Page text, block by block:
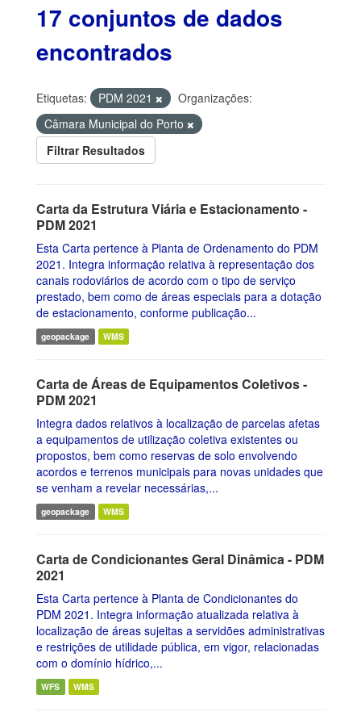
17 conjuntos de dados
encontrados
Etiquetas: PDM 2021
Organizações:
Câmara Municipal do Porto
Filtrar Resultados
Carta da Estrutura Viária e Estacionamento -
PDM 2021
Esta Carta pertence à Planta de Ordenamento do PDM
2021. Integra informação relativa à representação dos
canais rodoviários de acordo com o tipo de serviço
prestado, bem como de áreas especiais para a dotação
de estacionamento, conforme publicação...
geopackage WMS
Carta de Áreas de Equipamentos Coletivos -
PDM 2021
Integra dados relativos à localização de parcelas afetas
a equipamentos de utilização coletiva existentes ou
propostos, bem como reservas de solo envolvendo
acordos e terrenos municipais para novas unidades que
se venham a revelar necessárias,...
geopackage WMS
Carta de Condicionantes Geral Dinâmica - PDM
2021
Esta Carta pertence à Planta de Condicionantes do
PDM 2021. Integra informação atualizada relativa à
localização de áreas sujeitas a servidões administrativas
e restrições de utilidade pública, em vigor, relacionadas
com o domínio hídrico,...
WFS WMS